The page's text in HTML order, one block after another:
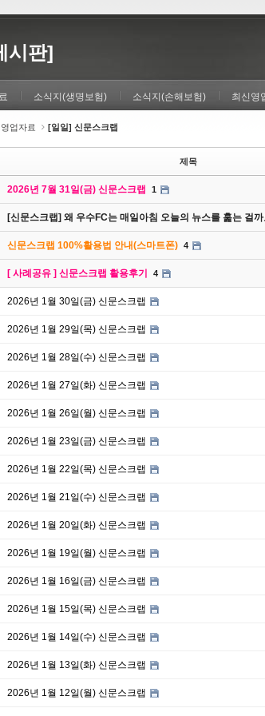
시판]
소식지(생명보험) 소식지(손해보험) 최신영
영업자료 [일일] 신문스크랩
제목
2026년 7월 31일(금) 신문스크랩 1
[신문스크랩] 왜 우수FC는 매일아침 오늘의 뉴스를 훑는 걸
신문스크랩 100%활용법 안내(스마트폰) 4
[ 사례공유 ] 신문스크랩 활용후기 4
2026년 1월 30일(금) 신문스크랩
2026년 1월 29일(목) 신문스크랩
2026년 1월 28일(수) 신문스크랩
2026년 1월 27일(화) 신문스크랩
2026년 1월 26일(월) 신문스크랩
2026년 1월 23일(금) 신문스크랩
2026년 1월 22일(목) 신문스크랩
2026년 1월 21일(수) 신문스크랩
2026년 1월 20일(화) 신문스크랩
2026년 1월 19일(월) 신문스크랩
2026년 1월 16일(금) 신문스크랩
2026년 1월 15일(목) 신문스크랩
2026년 1월 14일(수) 신문스크랩
2026년 1월 13일(화) 신문스크랩
2026년 1월 12일(월) 신문스크랩